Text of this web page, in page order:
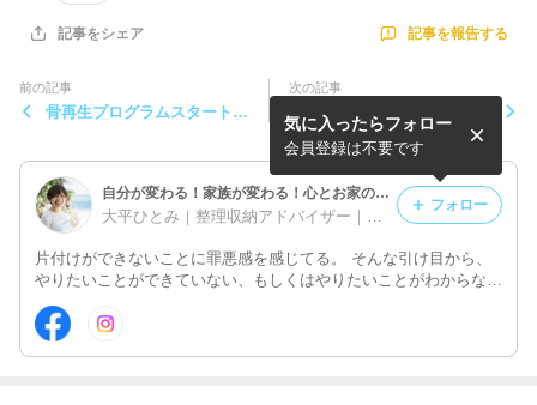
記事をシェア 記事を報告する
前の記事
骨再生プログラムスタートし
次の記事
片付けられない・行動できな
いが変わる！潜在意識リーデ
ィングセッション【6月25日
開催】
自分が変わる！家族が変わる！心とお家のお片付け｜大平ひとみ｜ストレスクリア®︎トレーナー 整理収納アドバイザー セルコントロール｜
片付けができないことに罪悪感を感じてる。 そんな引け目から、
やりたいことができていない、もしくはやりたいことがわからなく
なっている。 そんな自分と暮らしを変えて、自分らしくやりたい
ことを堂々と叶えられる環境を整えませんか？ Re with主宰 大平ひ
とみ
気に入ったらフォロー
会員登録は不要です
フォロー